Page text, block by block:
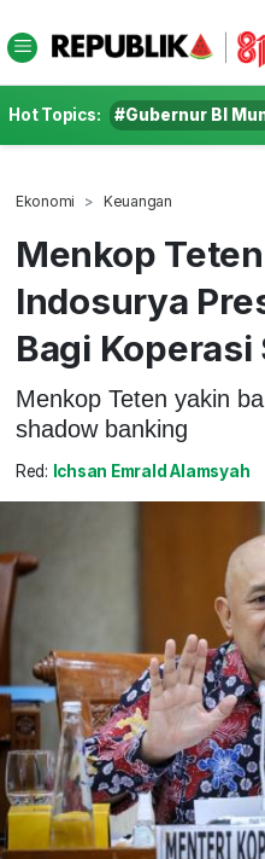
Hot Topics: #Gubernur BI
Ekonomi Keuangan
Menkop
Indosurya
Bagi
Menkop Teten yakin
shadow banking
Red: Ichsan Emrald Alamsyah